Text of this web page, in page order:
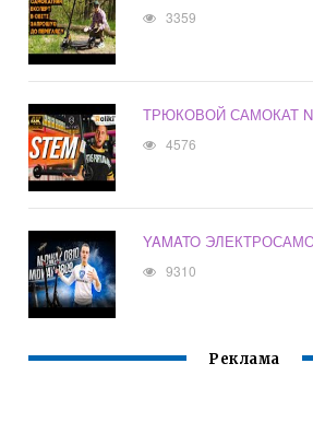
3359
ТРЮКОВОЙ САМОКАТ
4576
YAMATO
9310
Реклама